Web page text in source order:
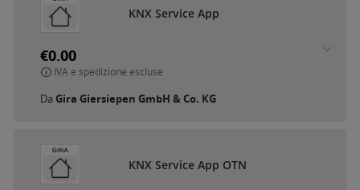
KNX Service App
€0.00
IVA e spedizione escluse
Da Gira Giersiepen GmbH & Co. KG
KNX Service App OTN